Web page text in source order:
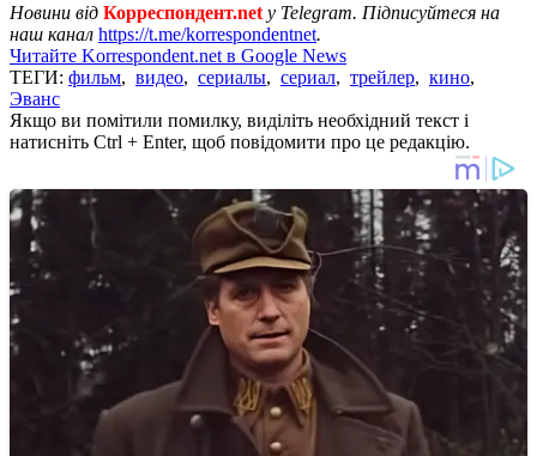
Новини від Корреспондент.net у Telegram. Підписуйтеся на
наш канал https://t.me/korrespondentnet.
Читайте Korrespondent.net в Google News
ТЕГИ: фильм, видео, сериалы, сериал, трейлер, кино,
Эванс
Якщо ви помітили помилку, виділіть необхідний текст і
натисніть Ctrl + Enter, щоб повідомити про це редакцію.